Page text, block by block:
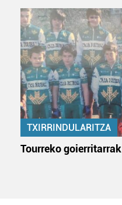
TXIRRINDULARITZA
Tourreko goierritarrak